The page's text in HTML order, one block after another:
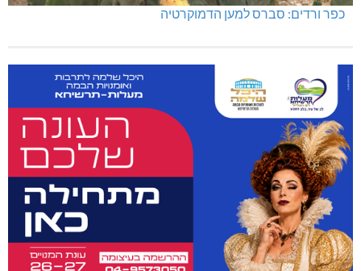
כפר ורדים: סברס למען הדמוקרטיה